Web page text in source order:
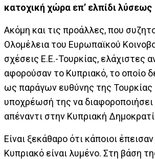
κατοχική χώρα επ’ ελπίδι λύσεως
Ακόμη και τις προάλλες, που
Ολομέλεια του Ευρωπαϊκού
σχέσεις Ε.Ε.-Τουρκίας, ελάχιστες
αφορούσαν το Κυπριακό, το οποίο
ως παράγων ευθύνης της Τουρκίας
υποχρέωσή της να
απέναντι στην Κυπριακή
Είναι ξεκάθαρο ότι κάποιοι
Κυπριακό είναι λυμένο. Στη βάση